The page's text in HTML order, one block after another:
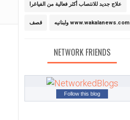
علاج جديد للانتصاب أكثر فعالية من الفياغرا
قصف ولبنانيه www.wakalanews.com
NETWORK FRIENDS
Follow this blog